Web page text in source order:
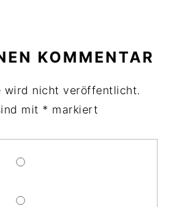
KOMMENTAR
wird nicht veröffentlicht.
mit * markiert